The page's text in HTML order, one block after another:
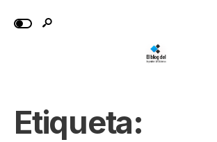
Etiqueta: